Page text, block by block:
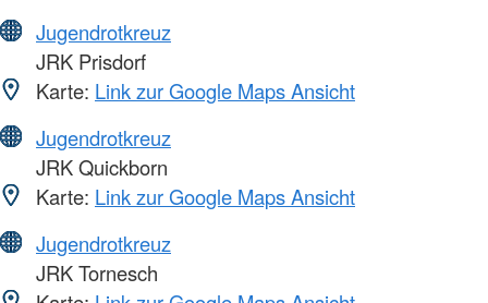
Jugendrotkreuz
JRK Prisdorf
Karte: Link zur Google Maps Ansicht
Jugendrotkreuz
JRK Quickborn
Karte: Link zur Google Maps Ansicht
Jugendrotkreuz
JRK Tornesch